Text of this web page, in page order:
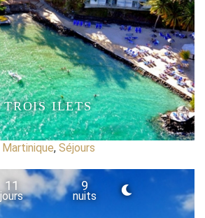
TROIS ILETS
Martinique, Séjours
11
jours
9
nuits